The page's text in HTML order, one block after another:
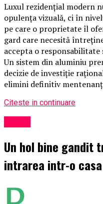
Luxul rezidențial modern
opulența vizuală, ci în
pe care o proprietate îl
gard care necesită
accepta o
Un sistem din aluminiu
decizie de investiție
elimini definitiv
Citeste in continuare
Un hol bine gandit
intrarea intr-o